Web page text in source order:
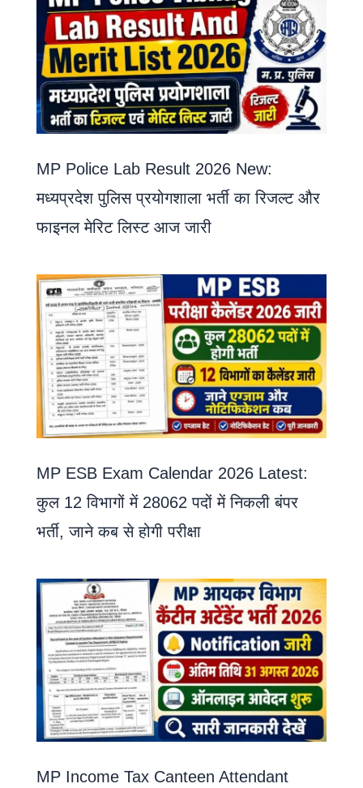
MP Police Lab Result 2026 New:
मध्यप्रदेश पुलिस प्रयोगशाला भर्ती का रिजल्ट और
फाइनल मेरिट लिस्ट आज जारी
MP ESB Exam Calendar 2026 Latest:
कुल 12 विभागों में 28062 पदों में निकली बंपर
भर्ती, जाने कब से होगी परीक्षा
MP Income Tax Canteen Attendant